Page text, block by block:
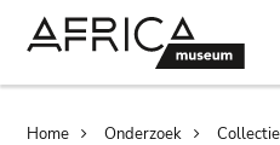
Home Onderzoek